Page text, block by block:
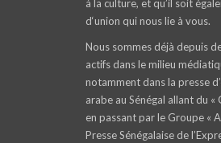
à la culture, et qu’il soit
d‘union qui nous lie à vous.
Nous sommes déjà depuis
actifs dans le milieu
notamment dans la presse
arabe au Sénégal allant du «
en passant par le Groupe «
Presse Sénégalaise de